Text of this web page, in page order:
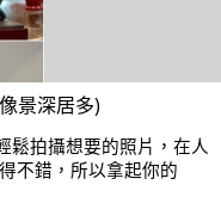
景深居多)
鬆拍攝想要的照片，在人
不錯，所以拿起你的